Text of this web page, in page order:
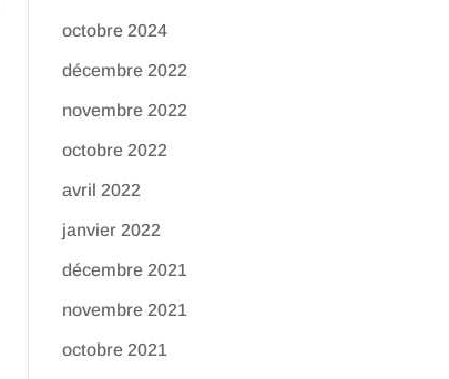
octobre 2024
décembre 2022
novembre 2022
octobre 2022
avril 2022
janvier 2022
décembre 2021
novembre 2021
octobre 2021